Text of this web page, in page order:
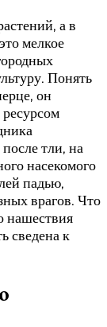
а в
мелкое
Понять
он
тли, на
насекомого
падью,
врагов. Что
нашествия
сведена к